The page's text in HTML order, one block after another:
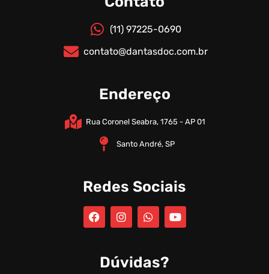
(11) 97225-0690
contato@dantasdoc.com.br
Endereço
Rua Coronel Seabra, 1765 - AP 01
Santo André, SP
Redes Sociais
Dúvidas?